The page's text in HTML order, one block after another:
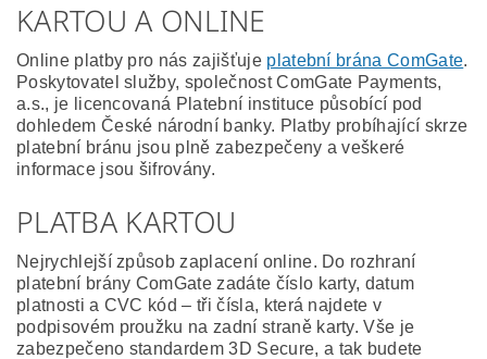
KARTOU A ONLINE
Online platby pro nás zajišťuje platební brána ComGate.
Poskytovatel služby, společnost ComGate Payments,
a.s., je licencovaná Platební instituce působící pod
dohledem České národní banky. Platby probíhající skrze
platební bránu jsou plně zabezpečeny a veškeré
informace jsou šifrovány.
PLATBA KARTOU
Nejrychlejší způsob zaplacení online. Do rozhraní
platební brány ComGate zadáte číslo karty, datum
platnosti a CVC kód – tři čísla, která najdete v
podpisovém proužku na zadní straně karty. Vše je
zabezpečeno standardem 3D Secure, a tak budete